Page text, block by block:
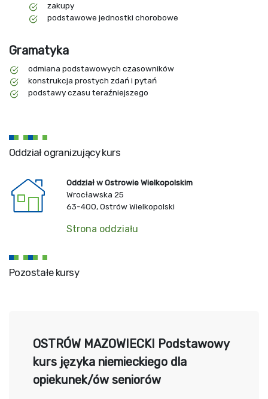
zakupy
podstawowe jednostki chorobowe
Gramatyka
odmiana podstawowych czasowników
konstrukcja prostych zdań i pytań
podstawy czasu teraźniejszego
Oddział ogranizujący kurs
Oddział w Ostrowie Wielkopolskim
Wrocławska 25
63-400, Ostrów Wielkopolski
Strona oddziału
Pozostałe kursy
OSTRÓW MAZOWIECKI Podstawowy
kurs języka niemieckiego dla
opiekunek/ów seniorów